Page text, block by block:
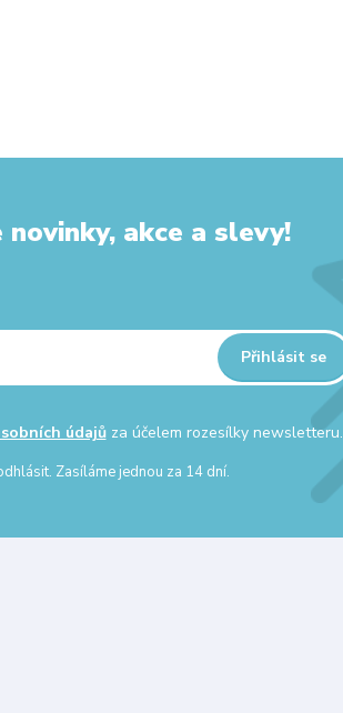
akce a slevy!
Přihlásit se
údajůza účelem rozesílky newsletteru.
Zasíláme jednou za 14 dní.